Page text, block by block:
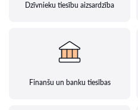
Dzīvnieku tiesību aizsardzība
Finanšu un banku tiesības